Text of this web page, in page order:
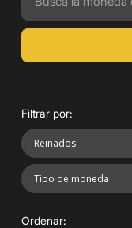
Filtrar por:
Ordenar: